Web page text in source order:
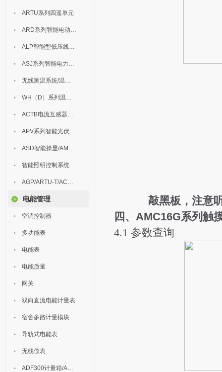
ARTU系列四遥单元
ARD系列智能电动机保护器
ALP智能型低压线路保护装置
ASJ系列智能电力继电器
无线测温系统/温度巡检
WH（D）系列温湿度控制器
ACTB电流互感器过电压保护器
APV系列智能光伏汇流箱
ASD智能操显/AM中压保护
智能照明控制系统
AGP/ARTU-T/ACM/ADDC
电能管理
空调控制器
多功能表
电能表
电能质量
网关
双向直流电能计量表
宿舍多路计量模块
导轨式电能表
无线仪表
ADF300计量箱/AEW无线计量
敲黑板，注意
四、 AMC16G系列 触
4.1 参数查询